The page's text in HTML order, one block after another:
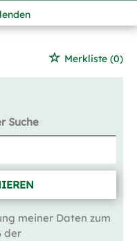
Merkliste (0)
Suche
meiner Daten zum
der